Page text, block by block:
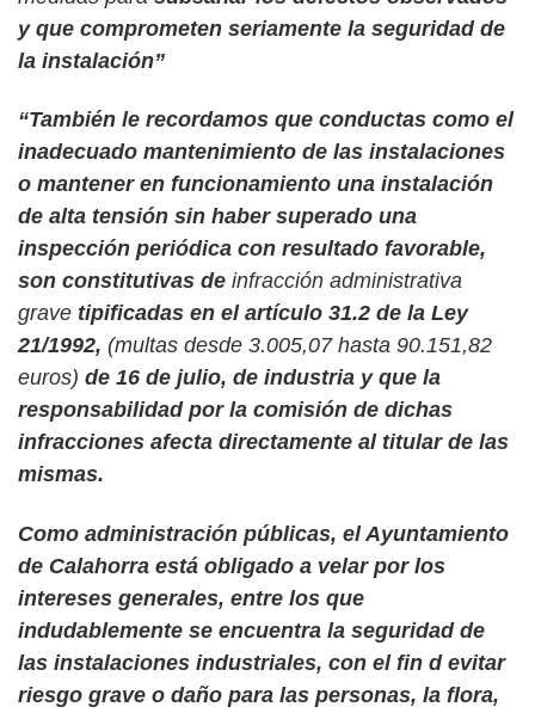
y que comprometen seriamente la seguridad de
la instalación”
“También le recordamos que conductas como el
inadecuado mantenimiento de las instalaciones
o mantener en funcionamiento una instalación
de alta tensión sin haber superado una
inspección periódica con resultado favorable,
son constitutivas de infracción administrativa
grave tipificadas en el artículo 31.2 de la Ley
21/1992, (multas desde 3.005,07 hasta 90.151,82
euros) de 16 de julio, de industria y que la
responsabilidad por la comisión de dichas
infracciones afecta directamente al titular de las
mismas.
Como administración públicas, el Ayuntamiento
de Calahorra está obligado a velar por los
intereses generales, entre los que
indudablemente se encuentra la seguridad de
las instalaciones industriales, con el fin d evitar
riesgo grave o daño para las personas, la flora,